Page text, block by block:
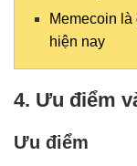
Memecoin
hiện nay
4. Ưu điểm
Ưu điểm